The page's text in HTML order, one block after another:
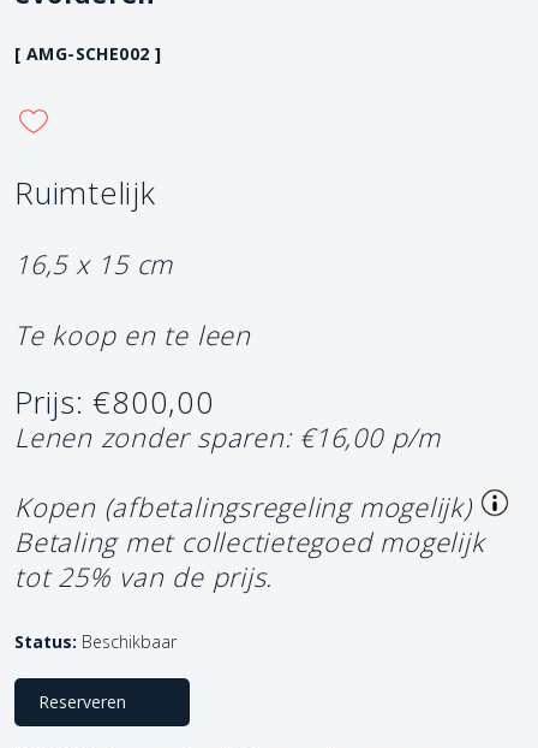
[ AMG-SCHE002 ]
Ruimtelijk
16,5 x 15 cm
Te koop en te leen
Prijs: €800,00
Lenen zonder sparen: €16,00 p/m
Kopen (afbetalingsregeling mogelijk)
Betaling met collectietegoed mogelijk
tot 25% van de prijs.
Status: Beschikbaar
Reserveren